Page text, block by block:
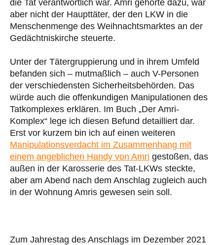
die Tat verantwortlich war. Amri gehörte dazu, war
aber nicht der Haupttäter, der den LKW in die
Menschenmenge des Weihnachtsmarktes an der
Gedächtniskirche steuerte.
Unter der Tätergruppierung und in ihrem Umfeld
befanden sich – mutmaßlich – auch V-Personen
der verschiedensten Sicherheitsbehörden. Das
würde auch die offenkundigen Manipulationen des
Tatkomplexes erklären. Im Buch „Der Amri-
Komplex“ lege ich diesen Befund detailliert dar.
Erst vor kurzem bin ich auf einen weiteren
Manipulationsverdacht im Zusammenhang mit
einem angeblichen Handy von Amri gestoßen, das
außen in der Karosserie des Tat-LKWs steckte,
aber am Abend nach dem Anschlag zugleich auch
in der Wohnung Amris gewesen sein soll.
Zum Jahrestag des Anschlags im Dezember 2021